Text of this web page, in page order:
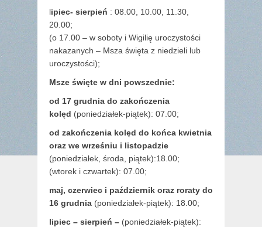
lipiec- sierpień : 08.00, 10.00, 11.30,
20.00;
(o 17.00 – w soboty i Wigilię uroczystości
nakazanych – Msza święta z niedzieli lub
uroczystości);
Msze święte w dni powszednie:
od 17 grudnia do zakończenia
kolęd (poniedziałek-piątek): 07.00;
od zakończenia kolęd do końca kwietnia
oraz we wrześniu i listopadzie
(poniedziałek, środa, piątek):18.00;
(wtorek i czwartek): 07.00;
maj, czerwiec i październik oraz roraty do
16 grudnia (poniedziałek-piątek): 18.00;
lipiec – sierpień – (poniedziałek-piątek):